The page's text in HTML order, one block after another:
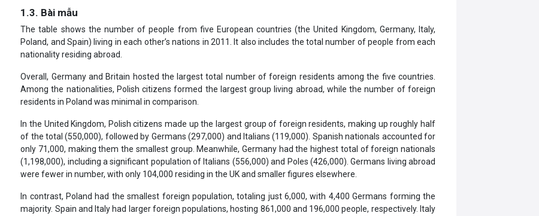
1.3. Bài mẫu
The table shows the number of people from five European countries (the United Kingdom, Germany, Italy,
Poland, and Spain) living in each other’s nations in 2011. It also includes the total number of people from each
nationality residing abroad.
Overall, Germany and Britain hosted the largest total number of foreign residents among the five countries.
Among the nationalities, Polish citizens formed the largest group living abroad, while the number of foreign
residents in Poland was minimal in comparison.
In the United Kingdom, Polish citizens made up the largest group of foreign residents, making up roughly half
of the total (550,000), followed by Germans (297,000) and Italians (119,000). Spanish nationals accounted for
only 71,000, making them the smallest group. Meanwhile, Germany had the highest total of foreign nationals
(1,198,000), including a significant population of Italians (556,000) and Poles (426,000). Germans living abroad
were fewer in number, with only 104,000 residing in the UK and smaller figures elsewhere.
In contrast, Poland had the smallest foreign population, totaling just 6,000, with 4,400 Germans forming the
majority. Spain and Italy had larger foreign populations, hosting 861,000 and 196,000 people, respectively. Italy